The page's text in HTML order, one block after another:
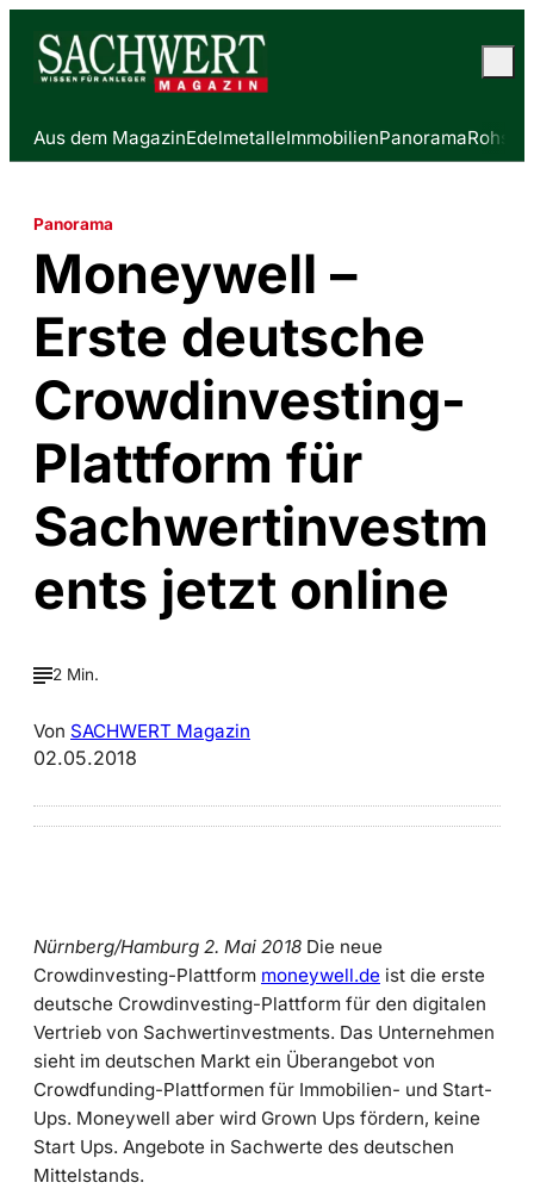
Aus dem MagazinEdelmetalleImmobilienPanorama
Panorama
Moneywell –
Erste deutsche
Crowdinvesting-
Plattform für
Sachwertinvestm
ents jetzt online
2 Min.
Von SACHWERT Magazin
02.05.2018
Nürnberg/Hamburg 2. Mai 2018 Die neue
Crowdinvesting-Plattform moneywell.de ist die erste
deutsche Crowdinvesting-Plattform für den digitalen
Vertrieb von Sachwertinvestments. Das Unternehmen
sieht im deutschen Markt ein Überangebot von
Crowdfunding-Plattformen für Immobilien- und Start-
Ups. Moneywell aber wird Grown Ups fördern, keine
Start Ups. Angebote in Sachwerte des deutschen
Mittelstands.